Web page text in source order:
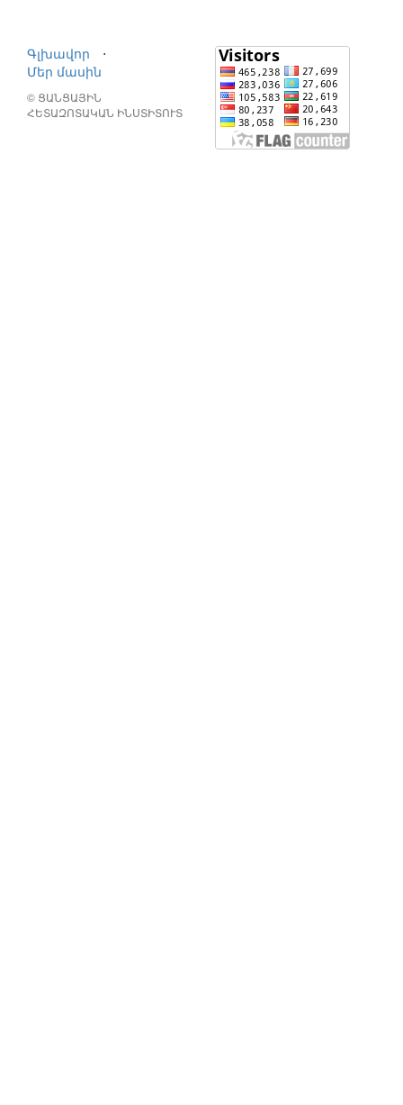
Գլխավոր
⋅
Մեր մասին
© ՑԱՆՑԱՅԻՆ
ՀԵՏԱԶՈՏԱԿԱՆ ԻՆՍՏԻՏՈՒՏ